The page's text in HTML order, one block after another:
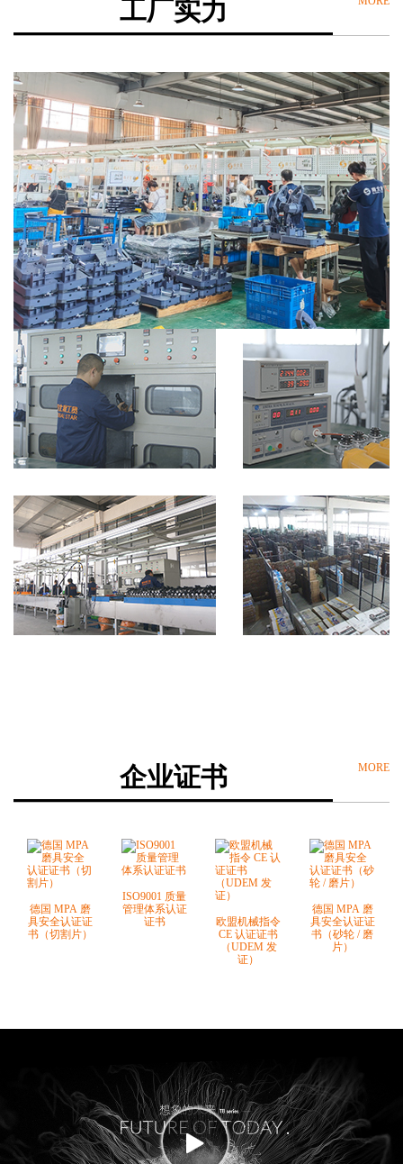
工厂实力
企业证书 MORE
德国 MPA 磨
具安全认证证
书（切割片）
ISO9001 质量
管理体系认证
证书
欧盟机械指令
CE 认证证书
（UDEM 发
证）
德国 MPA 磨
具安全认证证
书（砂轮 / 磨
片）
欢
迎
登
录